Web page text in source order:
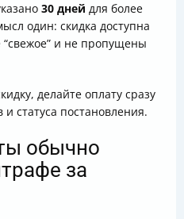
30 дней для более
один: скидка доступна
“свежое” и не пропущены
делайте оплату сразу
статуса постановления.
обычно
за